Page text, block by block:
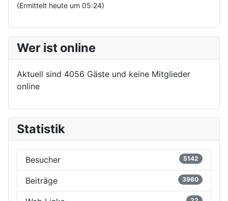
(Ermittelt heute um 05:24)
Wer ist online
Aktuell sind 4056 Gäste und keine Mitglieder
online
Statistik
Besucher 5142
Beiträge 3960